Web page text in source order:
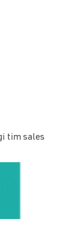
tim sales